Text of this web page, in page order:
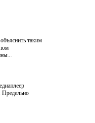
таким
Предельно